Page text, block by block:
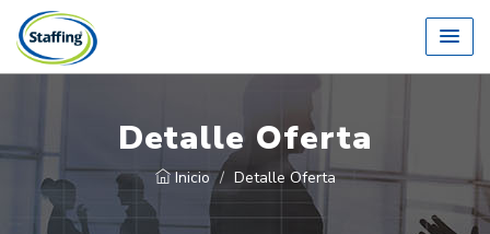
Detalle Oferta
Inicio Detalle Oferta